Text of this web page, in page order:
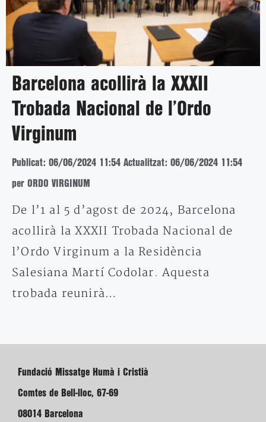
Barcelona acollirà la XXXII
Trobada Nacional de l’Ordo
Virginum
Publicat: 06/06/2024 11:54 Actualitzat: 06/06/2024 11:54
per ORDO VIRGINUM
De l’1 al 5 d’agost de 2024, Barcelona
acollirà la XXXII Trobada Nacional de
l’Ordo Virginum a la Residència
Salesiana Martí Codolar. Aquesta
trobada reunirà…
Fundació Missatge Humà i Cristià
Comtes de Bell-lloc, 67-69
08014 Barcelona